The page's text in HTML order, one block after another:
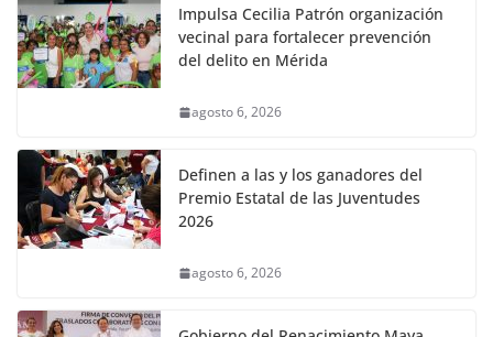
Impulsa Cecilia Patrón organización
vecinal para fortalecer prevención
del delito en Mérida
agosto 6, 2026
Definen a las y los ganadores del
Premio Estatal de las Juventudes
2026
agosto 6, 2026